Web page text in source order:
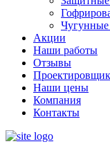
Акции
Наши работы
Отзывы
Наши цены
Компания
Контакты